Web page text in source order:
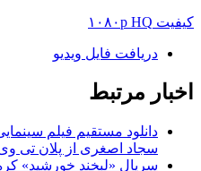
کیفیت ۱۰۸۰p HQ
دريافت فایل ویدیو
اخبار مرتبط
دانلود مستقیم فیلم
سجاد اصغری از پلان تی
سریال «لبخند خورشید»